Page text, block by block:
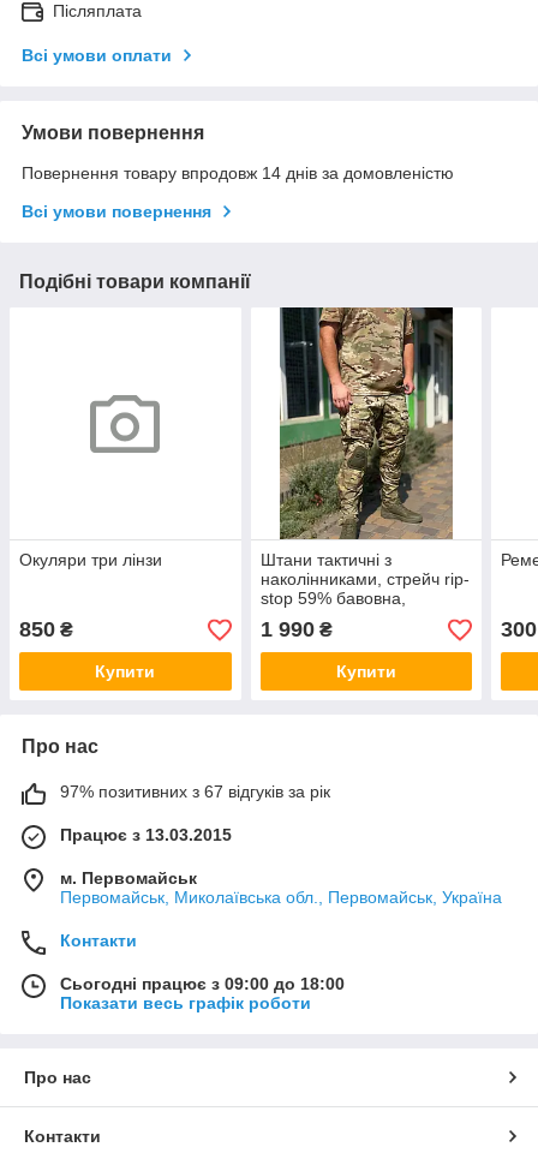
Післяплата
Всі умови оплати
Умови повернення
Повернення товару впродовж 14 днів за домовленістю
Всі умови повернення
Подібні товари компанії
Окуляри три лінзи
850 ₴
Купити
Штани тактичні з
наколінниками, стрейч rip-
stop 59% бавовна,
1 990₴
Купити
300
Про нас
97% позитивних з 67 відгуків за рік
Працює з 13.03.2015
м. Первомайськ
Первомайськ, Миколаївська обл., Первомайськ, Україна
Контакти
Сьогодні працює з 09:00 до 18:00
Показати весь графік роботи
Про нас
Контакти